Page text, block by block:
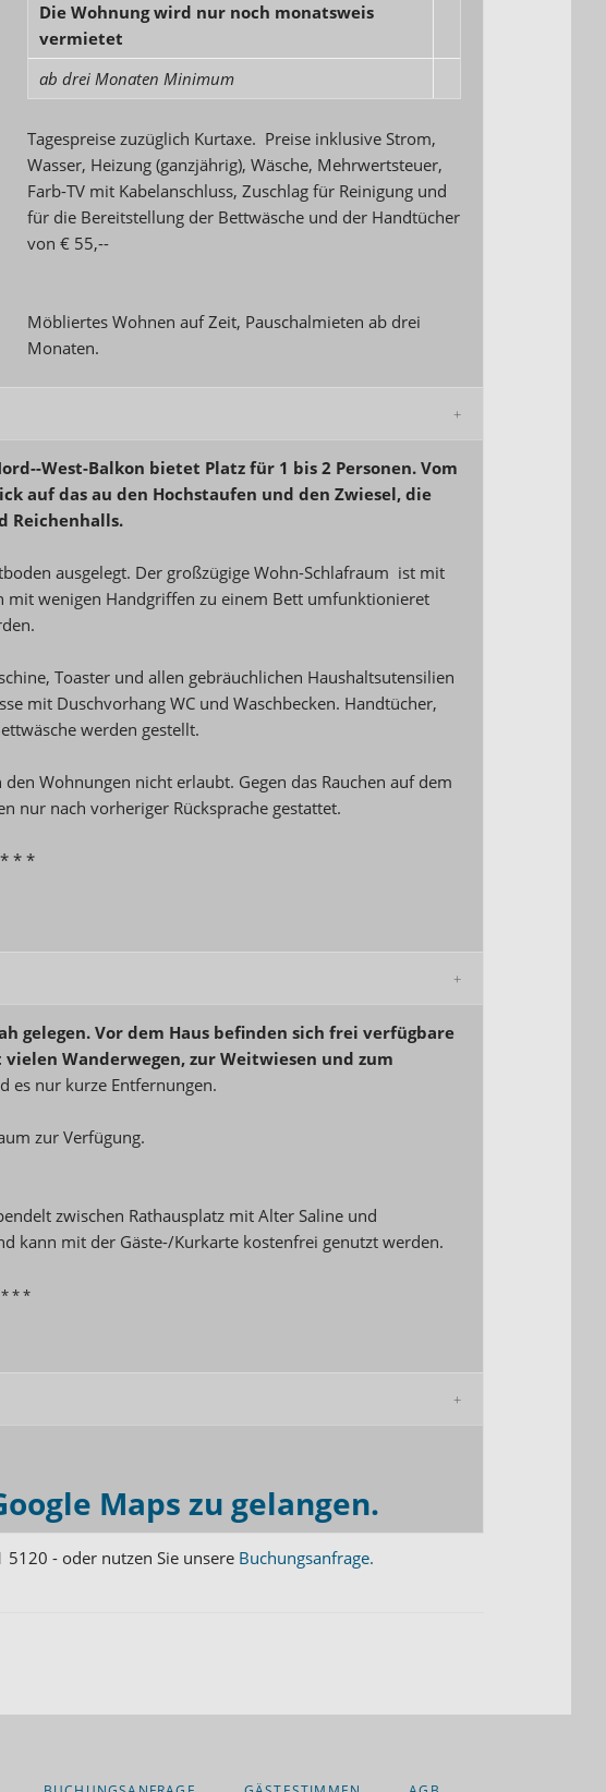
Die Wohnung wird nur noch monatsweis
vermietet
ab drei Monaten Minimum
Tagespreise zuzüglich Kurtaxe. Preise inklusive Strom,
Wasser, Heizung (ganzjährig), Wäsche, Mehrwertsteuer,
Farb-TV mit Kabelanschluss, Zuschlag für Reinigung und
für die Bereitstellung der Bettwäsche und der Handtücher
von € 55,--
Möbliertes Wohnen auf Zeit, Pauschalmieten ab drei
Monaten.
West-Balkon bietet Platz für 1 bis 2 Personen. Vom
auf das au den Hochstaufen und den Zwiesel, die
Reichenhalls.
ausgelegt. Der großzügige Wohn-Schlafraum ist mit
mit wenigen Handgriffen zu einem Bett umfunktionieret
Toaster und allen gebräuchlichen Haushaltsutensilien
mit Duschvorhang WC und Waschbecken. Handtücher,
werden gestellt.
Wohnungen nicht erlaubt. Gegen das Rauchen auf dem
nur nach vorheriger Rücksprache gestattet.
* *
gelegen. Vor dem Haus befinden sich frei verfügbare
Wanderwegen, zur Weitwiesen und zum
es nur kurze Entfernungen.
zur Verfügung.
zwischen Rathausplatz mit Alter Saline und
kann mit der Gäste-/Kurkarte kostenfrei genutzt werden.
* *
Maps zu gelangen.
5120 - oder nutzen Sie unsere Buchungsanfrage.